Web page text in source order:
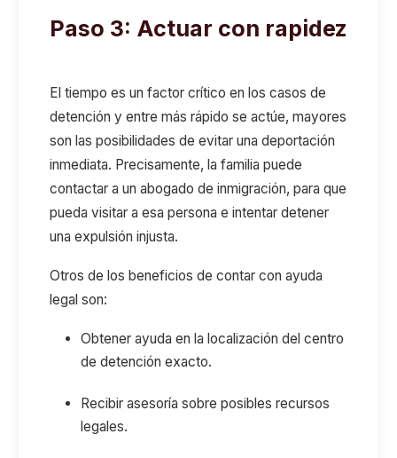
Paso 3: Actuar con rapidez
El tiempo es un factor crítico en los casos de
detención y entre más rápido se actúe, mayores
son las posibilidades de evitar una deportación
inmediata. Precisamente, la familia puede
contactar a un abogado de inmigración, para que
pueda visitar a esa persona e intentar detener
una expulsión injusta.
Otros de los beneficios de contar con ayuda
legal son:
Obtener ayuda en la localización del centro
de detención exacto.
Recibir asesoría sobre posibles recursos
legales.